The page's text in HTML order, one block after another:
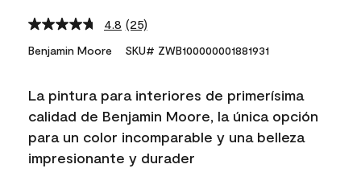
4.8 Read
25
Reviews.
link.
(25)
Benjamin Moore SKU# ZWB100000001881931
La pintura para interiores de primerísima
calidad de Benjamin Moore, la única opción
para un color incomparable y una belleza
impresionante y durader